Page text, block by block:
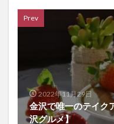
Prev
2022年11月29日
金沢で唯一のテイク
沢グルメ】